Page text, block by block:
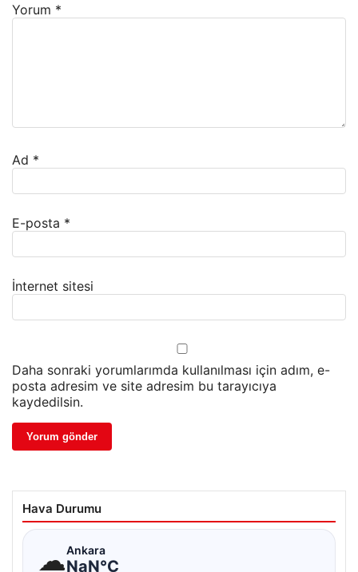
Yorum *
Ad *
E-posta *
İnternet sitesi
Daha sonraki yorumlarımda kullanılması için adım, e-
posta adresim ve site adresim bu tarayıcıya
kaydedilsin.
Hava Durumu
☁Ankara
NaN°C